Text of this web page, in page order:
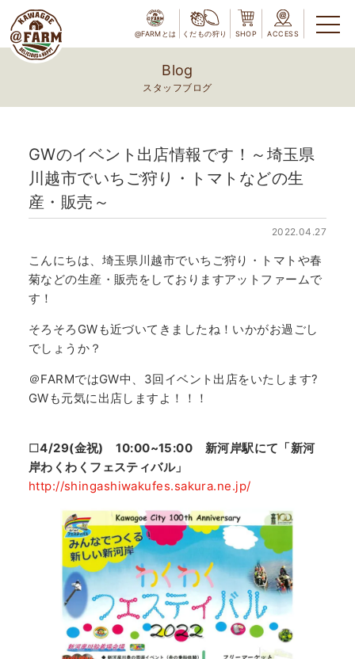
@FARMとは くだもの狩り SHOP ACCESS
Blog
スタッフブログ
GWのイベント出店情報です！～埼玉県
川越市でいちご狩り・トマトなどの生
産・販売～
2022.04.27
こんにちは、埼玉県川越市でいちご狩り・トマトや春
菊などの生産・販売をしておりますアットファームで
す！
そろそろGWも近づいてきましたね！いかがお過ごし
でしょうか？
＠FARMではGW中、3回イベント出店をいたします?
GWも元気に出店しますよ！！！
□4/29(金祝) 10:00~15:00 新河岸駅にて「新河
岸わくわくフェスティバル」
http://shingashiwakufes.sakura.ne.jp/